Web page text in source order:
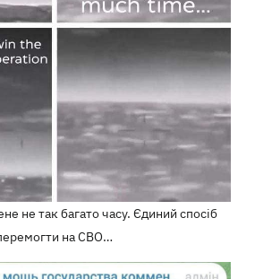
не так багато часу. Єдиний спосіб
на СВО…